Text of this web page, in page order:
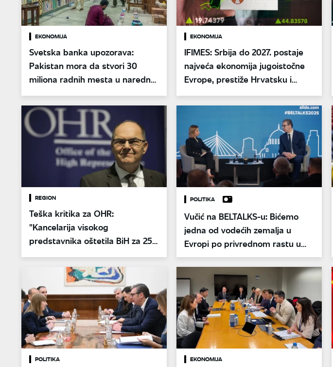
EKONOMIJA
Svetska banka upozorava:
Pakistan mora da stvori 30
miliona radnih mesta u narednoj
EKONOMIJA
IFIMES: Srbija do 2027. postaje
najveća ekonomija jugoistočne
Evrope, prestiže Hrvatsku i
REGION
Teška kritika za OHR:
"Kancelarija visokog
predstavnika oštetila BiH za 25
POLITIKA
Vučić na BELTALKS-u: Bićemo
jedna od vodećih zemalja u
Evropi po privrednom rastu u
narednih 5 godina
POLITIKA EKONOMIJA